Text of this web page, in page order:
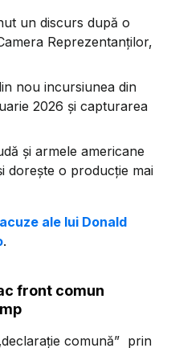
un discurs după o
Reprezentanților,
nou incursiunea din
2026 și capturarea
și armele americane
dorește o producție mai
ale lui Donald
.
front comun
comună” prin